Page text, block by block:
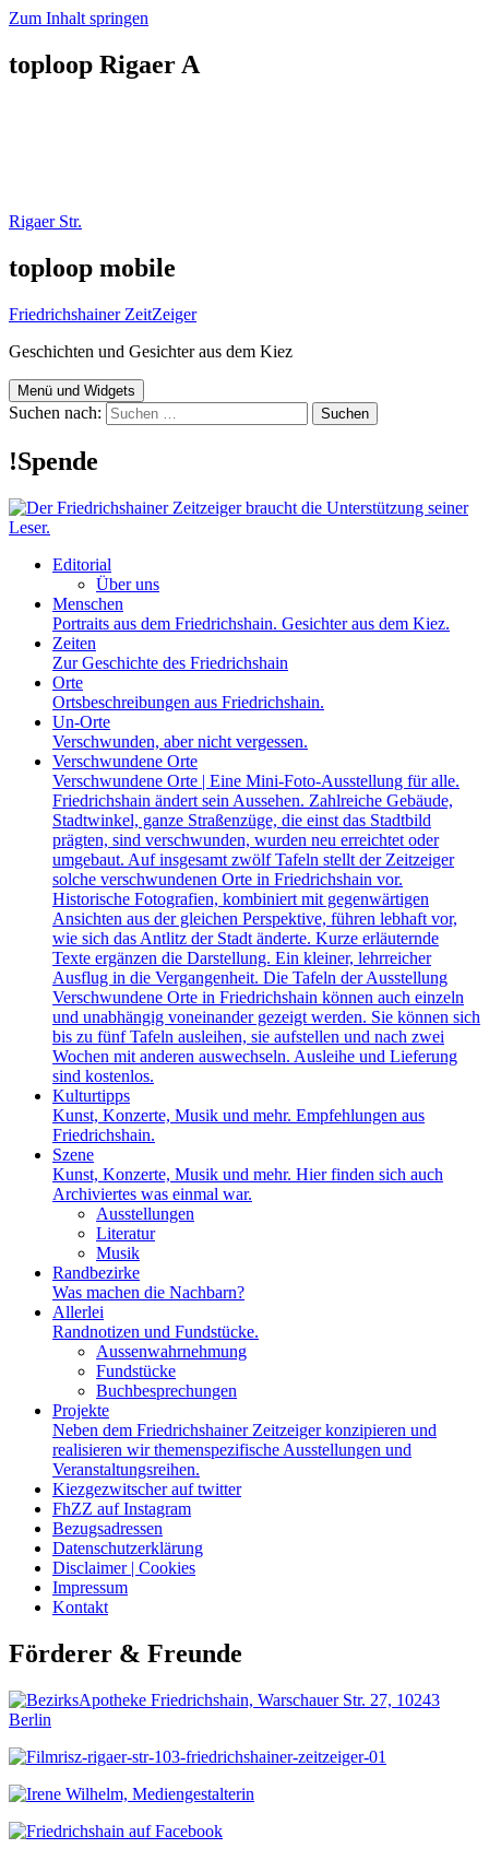
Zum Inhalt springen
toploop Rigaer A
Rigaer Str.
toploop mobile
Friedrichshainer ZeitZeiger
Geschichten und Gesichter aus dem Kiez
Menü und Widgets
Suchen nach:
!Spende
Editorial
Über uns
Menschen
Portraits aus dem Friedrichshain. Gesichter aus dem Kiez.
Zeiten
Zur Geschichte des Friedrichshain
Orte
Ortsbeschreibungen aus Friedrichshain.
Un-Orte
Verschwunden, aber nicht vergessen.
Verschwundene Orte
Verschwundene Orte | Eine Mini-Foto-Ausstellung für alle.
Friedrichshain ändert sein Aussehen. Zahlreiche Gebäude,
Stadtwinkel, ganze Straßenzüge, die einst das Stadtbild
prägten, sind verschwunden, wurden neu erreichtet oder
umgebaut. Auf insgesamt zwölf Tafeln stellt der Zeitzeiger
solche verschwundenen Orte in Friedrichshain vor.
Historische Fotografien, kombiniert mit gegenwärtigen
Ansichten aus der gleichen Perspektive, führen lebhaft vor,
wie sich das Antlitz der Stadt änderte. Kurze erläuternde
Texte ergänzen die Darstellung. Ein kleiner, lehrreicher
Ausflug in die Vergangenheit. Die Tafeln der Ausstellung
Verschwundene Orte in Friedrichshain können auch einzeln
und unabhängig voneinander gezeigt werden. Sie können sich
bis zu fünf Tafeln ausleihen, sie aufstellen und nach zwei
Wochen mit anderen auswechseln. Ausleihe und Lieferung
sind kostenlos.
Kulturtipps
Kunst, Konzerte, Musik und mehr. Empfehlungen aus
Friedrichshain.
Szene
Kunst, Konzerte, Musik und mehr. Hier finden sich auch
Archiviertes was einmal war.
Ausstellungen
Literatur
Musik
Randbezirke
Was machen die Nachbarn?
Allerlei
Randnotizen und Fundstücke.
Aussenwahrnehmung
Fundstücke
Buchbesprechungen
Projekte
Neben dem Friedrichshainer Zeitzeiger konzipieren und
realisieren wir themenspezifische Ausstellungen und
Veranstaltungsreihen.
Kiezgezwitscher auf twitter
FhZZ auf Instagram
Bezugsadressen
Datenschutzerklärung
Disclaimer | Cookies
Impressum
Kontakt
Förderer & Freunde